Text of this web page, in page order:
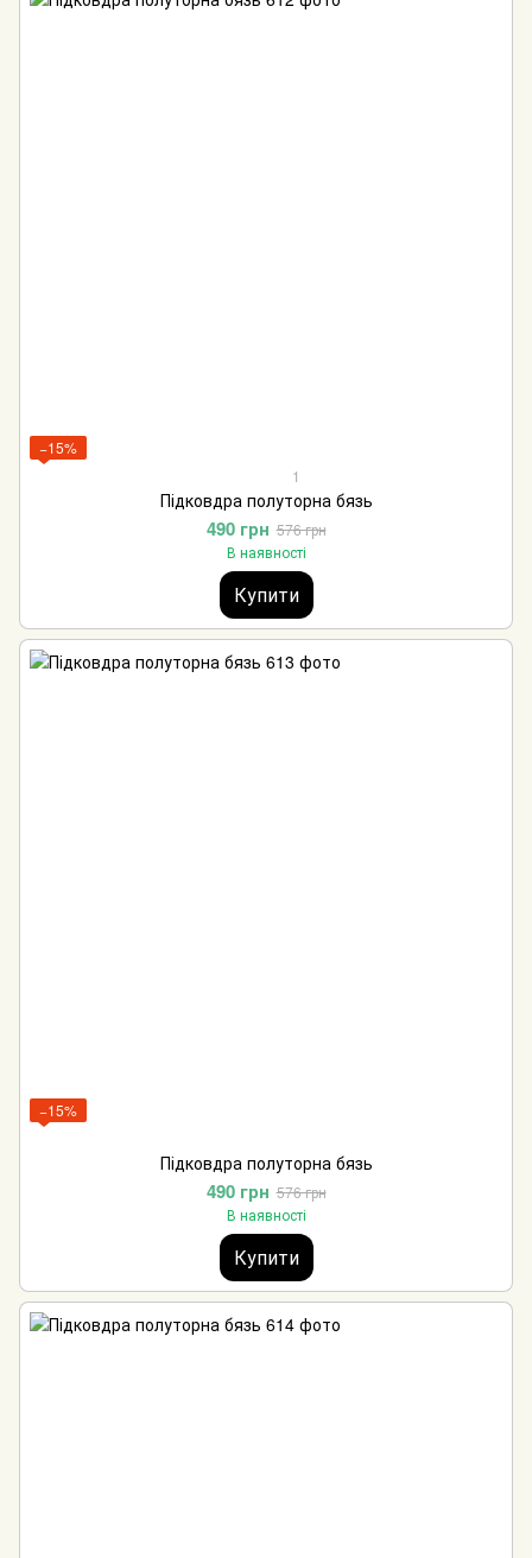
−15%
1
Підковдра полуторна бязь
490 грн 576 грн
В наявності
Купити
−15%
Підковдра полуторна бязь
490 грн 576 грн
В наявності
Купити